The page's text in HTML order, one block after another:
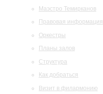
Маэстро Темирканов
Правовая информация
Оркестры
Планы залов
Структура
Как добраться
Визит в филармонию